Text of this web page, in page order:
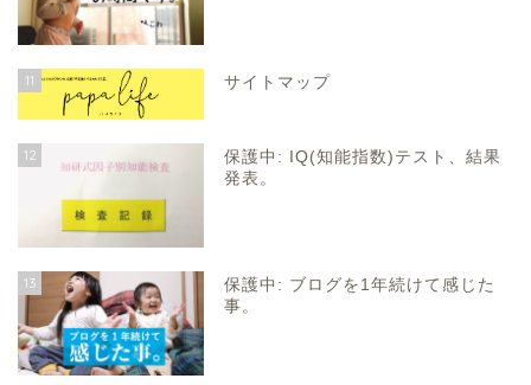
11 サイトマップ
12
保護中: IQ(知能指数)テスト、結果
発表。
13
保護中: ブログを1年続けて感じた
事。